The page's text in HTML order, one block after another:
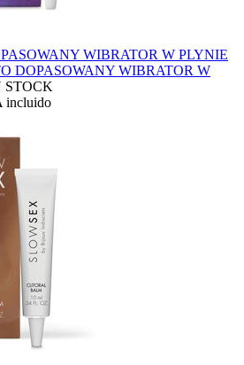
WIBRATOR W PLYNIE
DOPASOWANY WIBRATOR W
STOCK
incluido